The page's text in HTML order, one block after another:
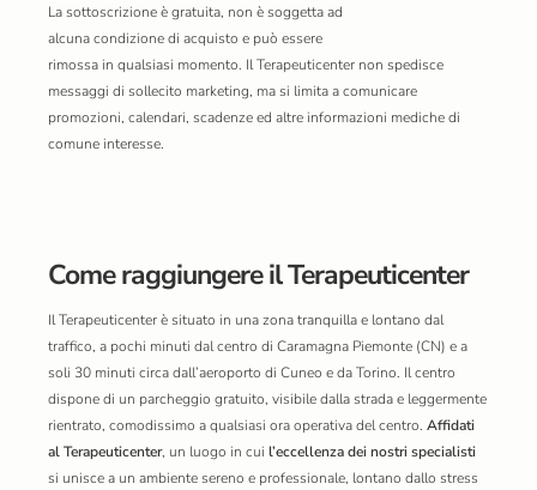
La sottoscrizione è gratuita, non è soggetta ad
alcuna condizione di acquisto e può essere
rimossa in qualsiasi momento. Il Terapeuticenter non spedisce
messaggi di sollecito marketing, ma si limita a comunicare
promozioni, calendari, scadenze ed altre informazioni mediche di
comune interesse.
Come raggiungere il Terapeuticenter
Il Terapeuticenter è situato in una zona tranquilla e lontano dal
traffico, a pochi minuti dal centro di Caramagna Piemonte (CN) e a
soli 30 minuti circa dall’aeroporto di Cuneo e da Torino. Il centro
dispone di un parcheggio gratuito, visibile dalla strada e leggermente
rientrato, comodissimo a qualsiasi ora operativa del centro. Affidati
al Terapeuticenter, un luogo in cui l’eccellenza dei nostri specialisti
si unisce a un ambiente sereno e professionale, lontano dallo stress